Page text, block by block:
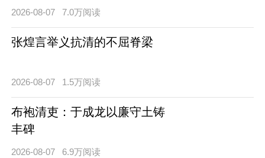
2026-08-07 7.0万阅读
张煌言举义抗清的不屈脊梁
2026-08-07 1.5万阅读
布袍清吏：于成龙以廉守土铸
丰碑
2026-08-07 6.9万阅读